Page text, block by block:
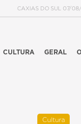
CAXIAS DO SUL 07/
CULTURA GERAL
Cultura